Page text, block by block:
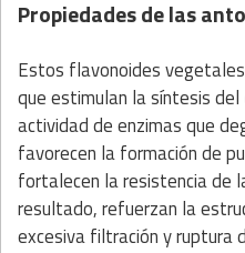
Propiedades de las
Estos flavonoides
que estimulan la síntesis del
actividad de enzimas que
favorecen la formación de
fortalecen la resistencia de
resultado, refuerzan la
excesiva filtración y ruptura